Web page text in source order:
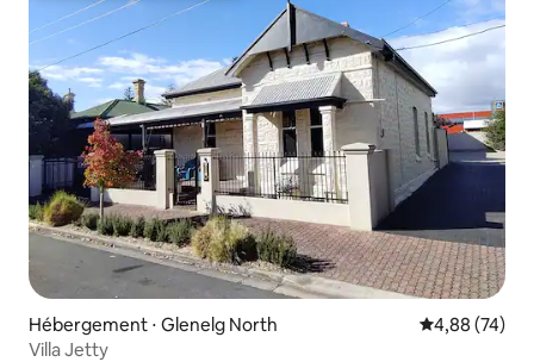
Hébergement ⋅ Glenelg North Évaluation
4,88 (74)
Villa Jetty